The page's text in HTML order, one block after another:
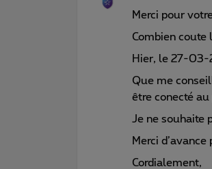
Merci pour
Combien coute
Hier, le 27-03-
Que me
être conecté au
Je ne souhaite
Merci
Cordialement,